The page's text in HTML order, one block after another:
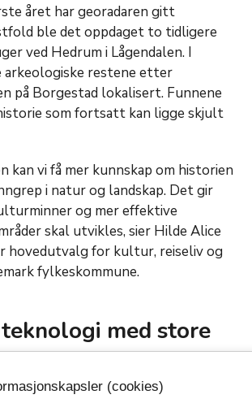
året har georadaren gitt
ble det oppdaget to tidligere
ved Hedrum i Lågendalen. I
arkeologiske restene etter
på Borgestad lokalisert. Funnene
som fortsatt kan ligge skjult
kan vi få mer kunnskap om historien
i natur og landskap. Det gir
og mer effektive
skal utvikles, sier Hilde Alice
hovedutvalg for kultur, reiseliv og
fylkeskommune.
med store
gjør arbeidet raskere og mer
(cookies)